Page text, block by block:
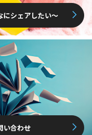
にシェアしたい〜
い合わせ